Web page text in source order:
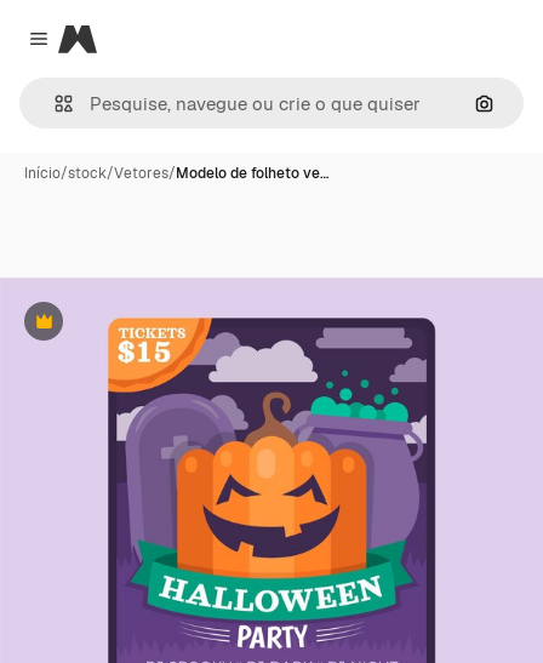
Close menu
Magnific
Início/stock/Vetores/Modelo de folheto ve…
Premium